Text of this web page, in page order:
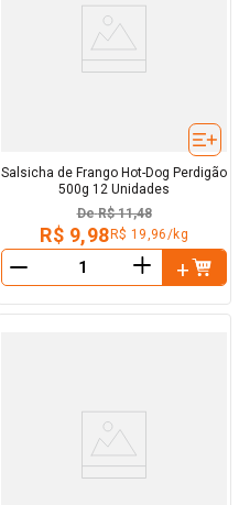
Salsicha de Frango Hot-Dog Perdigão
500g 12 Unidades
De R$ 11,48
R$ 9,98 R$ 19,96/kg
＋